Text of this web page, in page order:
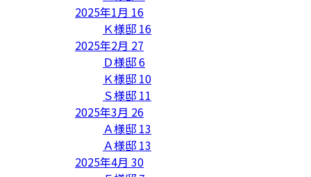
2025年1月 16
Ｋ様邸 16
2025年2月 27
Ｄ様邸6
Ｋ様邸 10
Ｓ様邸 11
2025年3月 26
Ａ様邸 13
Ａ様邸 13
2025年4月 30